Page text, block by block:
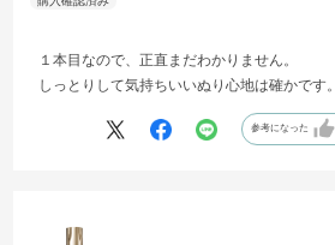
１本目なので、正直まだわかりません。
しっとりして気持ちいいぬり心地は確かです。
参考になった